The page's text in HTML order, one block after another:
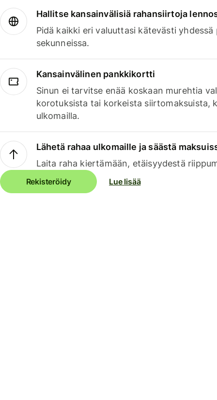
Hallitse kansainvälisiä rahansiirtoja
Pidä kaikki eri valuuttasi kätevästi yhdessä
sekunneissa.
Kansainvälinen pankkikortti
Sinun ei tarvitse enää koskaan murehtia
korotuksista tai korkeista siirtomaksuista,
ulkomailla.
Lähetä rahaa ulkomaille ja säästä
Laita raha kiertämään, etäisyydestä
Rekisteröidy Lue lisää